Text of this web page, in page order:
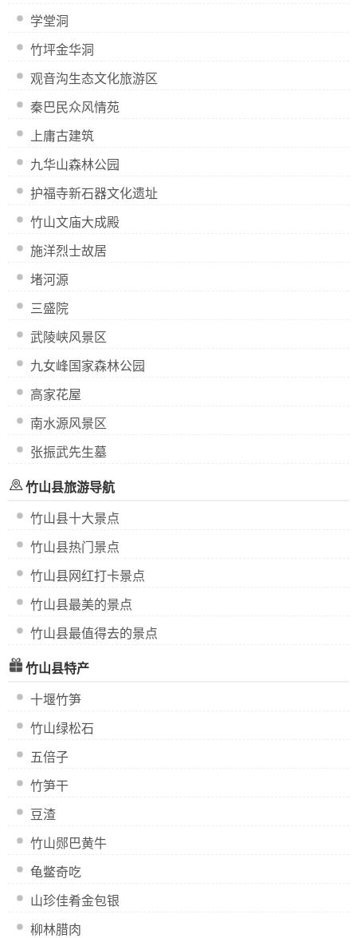
学堂洞
竹坪金华洞
观音沟生态文化旅游区
秦巴民众风情苑
上庸古建筑
九华山森林公园
护福寺新石器文化遗址
竹山文庙大成殿
施洋烈士故居
堵河源
三盛院
武陵峡风景区
九女峰国家森林公园
高家花屋
南水源风景区
张振武先生墓
竹山县旅游导航
竹山县十大景点
竹山县热门景点
竹山县网红打卡景点
竹山县最美的景点
竹山县最值得去的景点
竹山县特产
十堰竹笋
竹山绿松石
五倍子
竹笋干
豆渣
竹山郧巴黄牛
龟鳖奇吃
山珍佳肴金包银
柳林腊肉